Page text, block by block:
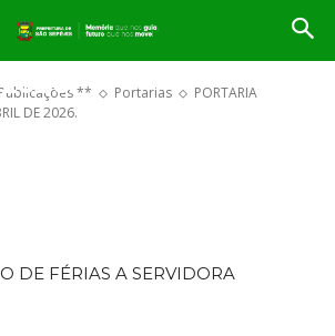
** Portarias
PORTARIA
DE 2026.
N°24.082, DE 13 DE
DE FÉRIAS A SERVIDORA